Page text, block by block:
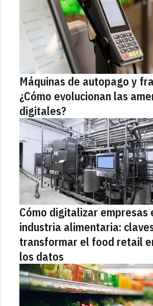
Máquinas de autopago y
¿Cómo evolucionan las
digitales?
Cómo digitalizar empresas
industria alimentaria:
transformar el food retail
los datos